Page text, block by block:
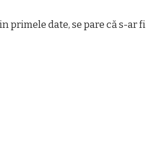
primele date, se pare că s-ar fi